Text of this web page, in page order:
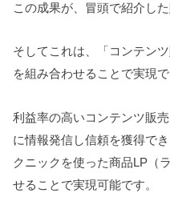
この成果が、冒頭で紹介し
そしてこれは、「コンテン
を組み合わせることで実現で
利益率の高いコンテンツ販
に情報発信し信頼を獲得で
クニックを使った商品LP（
せることで実現可能です。